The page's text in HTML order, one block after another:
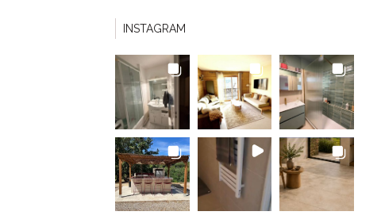
INSTAGRAM